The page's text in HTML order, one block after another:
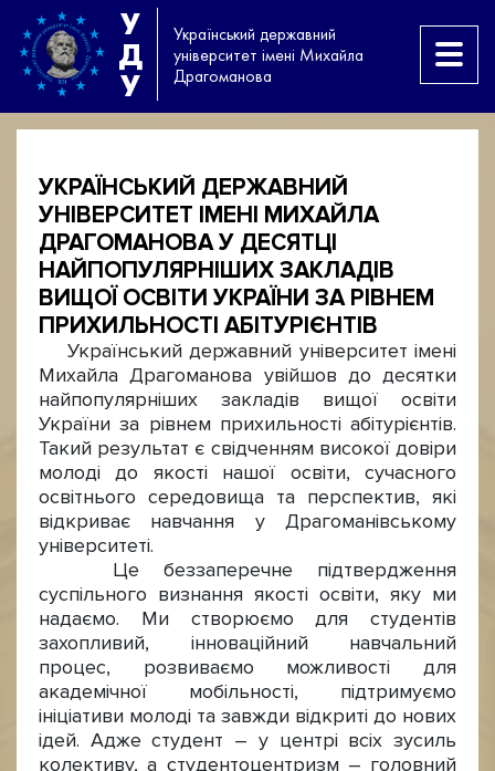
У
Д
У
Український державний
університет імені Михайла
Драгоманова
УКРАЇНСЬКИЙ ДЕРЖАВНИЙ
УНІВЕРСИТЕТ ІМЕНІ МИХАЙЛА
ДРАГОМАНОВА У ДЕСЯТЦІ
НАЙПОПУЛЯРНІШИХ ЗАКЛАДІВ
ВИЩОЇ ОСВІТИ УКРАЇНИ ЗА РІВНЕМ
ПРИХИЛЬНОСТІ АБІТУРІЄНТІВ
Український державний університет імені
Михайла Драгоманова увійшов до десятки
найпопулярніших закладів вищої освіти
України за рівнем прихильності абітурієнтів.
Такий результат є свідченням високої довіри
молоді до якості нашої освіти, сучасного
освітнього середовища та перспектив, які
відкриває навчання у Драгоманівському
університеті.
Це беззаперечне підтвердження
суспільного визнання якості освіти, яку ми
надаємо. Ми створюємо для студентів
захопливий, інноваційний навчальний
процес, розвиваємо можливості для
академічної мобільності, підтримуємо
ініціативи молоді та завжди відкриті до нових
ідей. Адже студент – у центрі всіх зусиль
колективу, а студентоцентризм – головний